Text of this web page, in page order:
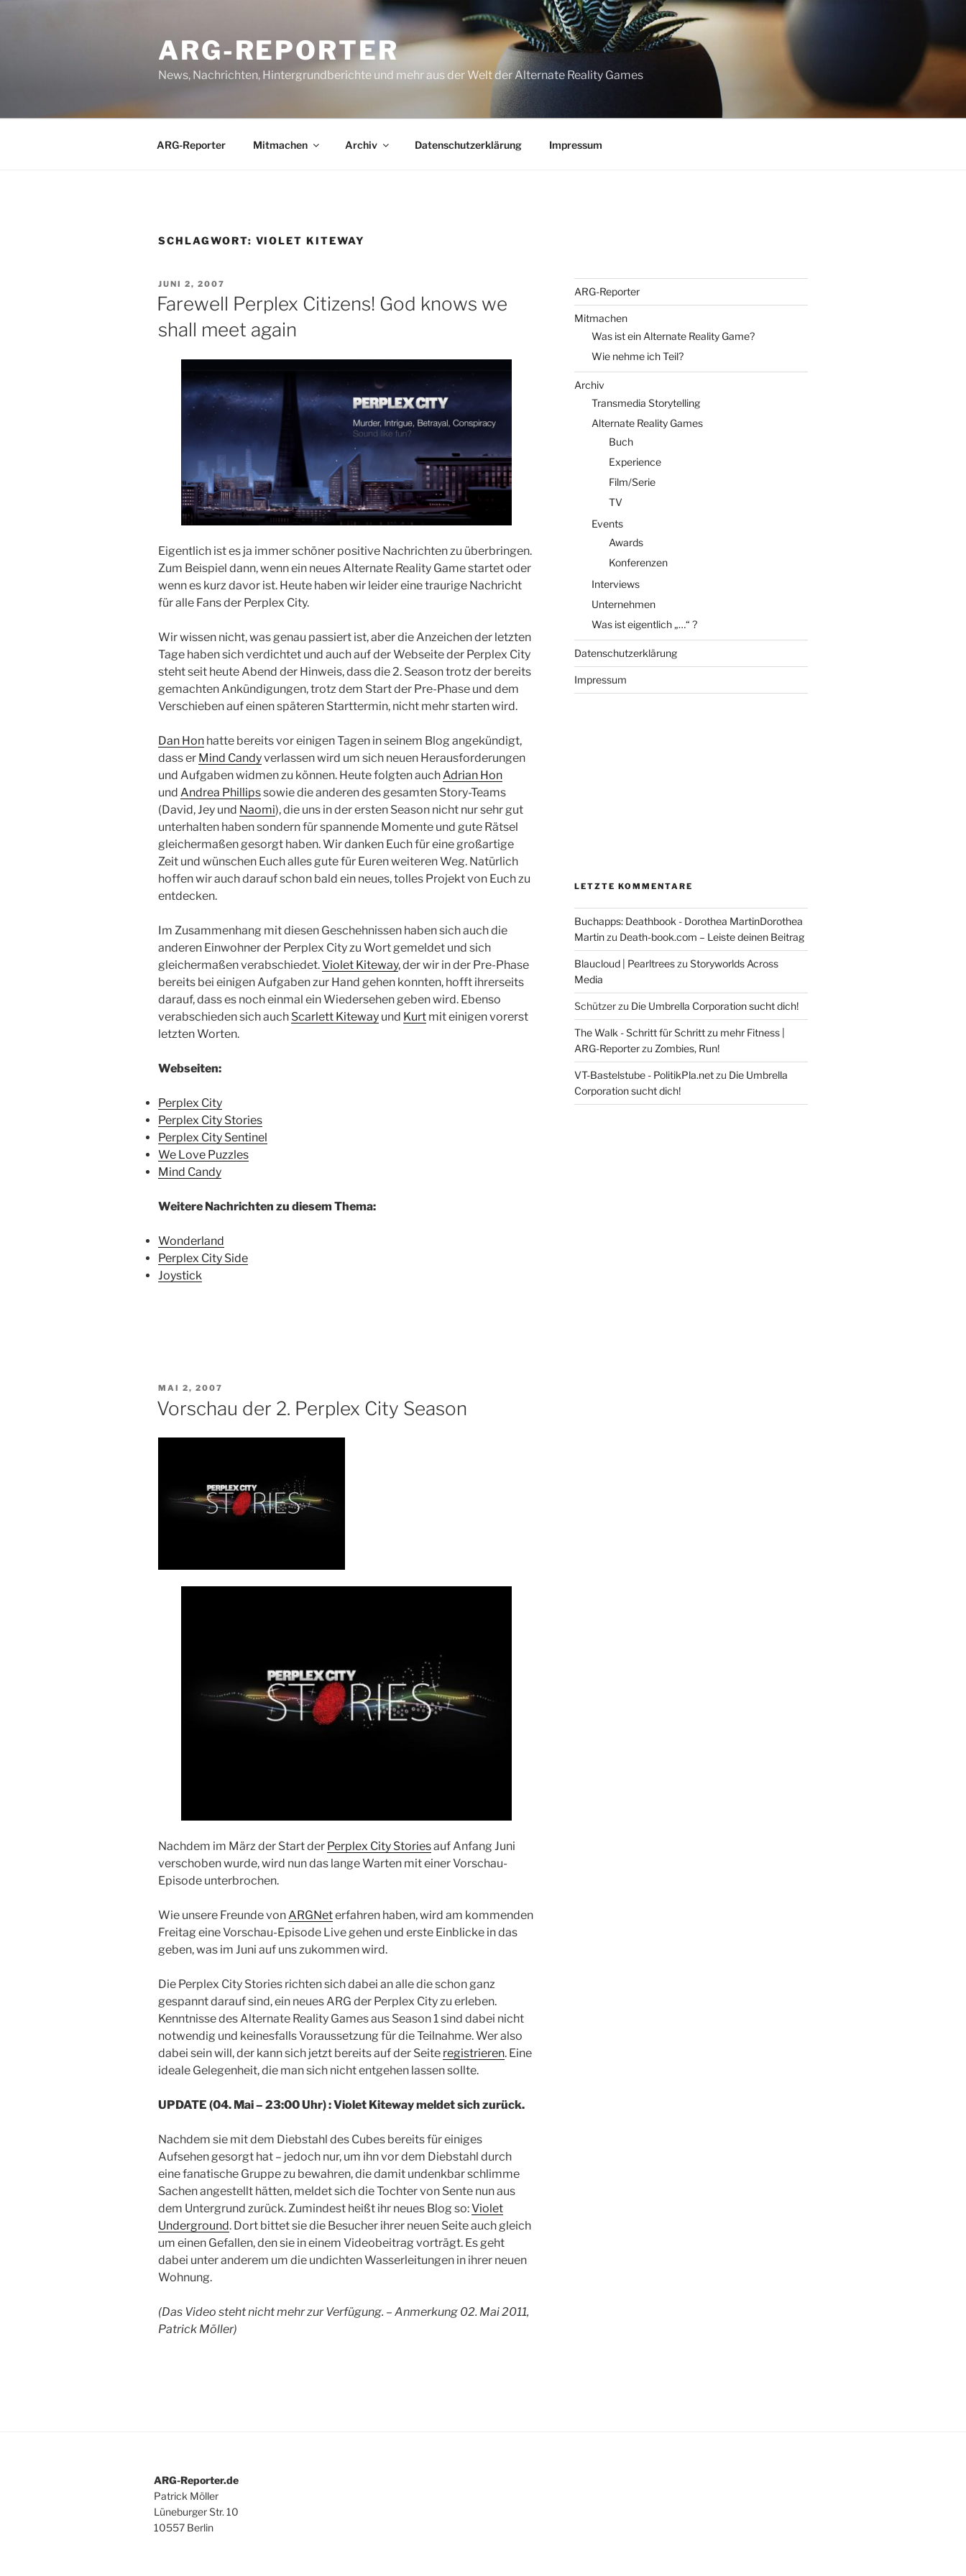
ARG-REPORTER
News, Nachrichten, Hintergrundberichte und mehr aus der Welt der Alternate Reality Games
ARG-Reporter Mitmachen Archiv Datenschutzerklärung Impressum
SCHLAGWORT: VIOLET KITEWAY
VERÖFFENTLICHT
AM
JUNI 2, 2007
Farewell Perplex Citizens! God knows we
shall meet again
Eigentlich ist es ja immer schöner positive Nachrichten zu überbringen.
Zum Beispiel dann, wenn ein neues Alternate Reality Game startet oder
wenn es kurz davor ist. Heute haben wir leider eine traurige Nachricht
für alle Fans der Perplex City.
Wir wissen nicht, was genau passiert ist, aber die Anzeichen der letzten
Tage haben sich verdichtet und auch auf der Webseite der Perplex City
steht seit heute Abend der Hinweis, dass die 2. Season trotz der bereits
gemachten Ankündigungen, trotz dem Start der Pre-Phase und dem
Verschieben auf einen späteren Starttermin, nicht mehr starten wird.
Dan Hon hatte bereits vor einigen Tagen in seinem Blog angekündigt,
dass er Mind Candyverlassen wird um sich neuen Herausforderungen
und Aufgaben widmen zu können. Heute folgten auch Adrian Hon
und Andrea Phillipssowie die anderen des gesamten Story-Teams
(David, Jey und Naomi), die uns in der ersten Season nicht nur sehr gut
unterhalten haben sondern für spannende Momente und gute Rätsel
gleichermaßen gesorgt haben. Wir danken Euch für eine großartige
Zeit und wünschen Euch alles gute für Euren weiteren Weg. Natürlich
hoffen wir auch darauf schon bald ein neues, tolles Projekt von Euch zu
entdecken.
Im Zusammenhang mit diesen Geschehnissen haben sich auch die
anderen Einwohner der Perplex City zu Wort gemeldet und sich
gleichermaßen verabschiedet.Violet Kiteway, der wir in der Pre-Phase
bereits bei einigen Aufgaben zur Hand gehen konnten, hofft ihrerseits
darauf, dass es noch einmal ein Wiedersehen geben wird. Ebenso
verabschieden sich auch Scarlett Kiteway und Kurt mit einigen vorerst
letzten Worten.
Webseiten:
Perplex City
Perplex City Stories
Perplex City Sentinel
We Love Puzzles
Mind Candy
Weitere Nachrichten zu diesem Thema:
Wonderland
Perplex City Side
Joystick
VERÖFFENTLICHT
MAI 2, 2007
Vorschau der 2. Perplex City Season
Nachdem im März der Start der Perplex City Storiesauf Anfang Juni
verschoben wurde, wird nun das lange Warten mit einer Vorschau-
Episode unterbrochen.
Wie unsere Freunde vonARGNeterfahren haben, wird am kommenden
Freitag eine Vorschau-Episode Live gehen und erste Einblicke in das
geben, was im Juni auf uns zukommen wird.
Die Perplex City Stories richten sich dabei an alle die schon ganz
gespannt darauf sind, ein neues ARG der Perplex City zu erleben.
Kenntnisse des Alternate Reality Games aus Season 1 sind dabei nicht
notwendig und keinesfalls Voraussetzung für die Teilnahme. Wer also
dabei sein will, der kann sich jetzt bereits auf der Seite registrieren. Eine
ideale Gelegenheit, die man sich nicht entgehen lassen sollte.
UPDATE (04. Mai – 23:00 Uhr) : Violet Kiteway meldet sich zurück.
Nachdem sie mit dem Diebstahl des Cubes bereits für einiges
Aufsehen gesorgt hat – jedoch nur, um ihn vor dem Diebstahl durch
eine fanatische Gruppe zu bewahren, die damit undenkbar schlimme
Sachen angestellt hätten, meldet sich die Tochter von Sente nun aus
dem Untergrund zurück. Zumindest heißt ihr neues Blog so:Violet
Underground. Dort bittet sie die Besucher ihrer neuen Seite auch gleich
um einen Gefallen, den sie in einem Videobeitrag vorträgt. Es geht
dabei unter anderem um die undichten Wasserleitungen in ihrer neuen
Wohnung.
(Das Video steht nicht mehr zur Verfügung. – Anmerkung 02. Mai 2011,
Patrick Möller)
ARG-Reporter
Mitmachen
Was ist ein Alternate Reality Game?
Wie nehme ich Teil?
Archiv
Transmedia Storytelling
Alternate Reality Games
Buch
Experience
Film/Serie
TV
Events
Awards
Konferenzen
Interviews
Unternehmen
Was ist eigentlich „…“ ?
Datenschutzerklärung
Impressum
LETZTE KOMMENTARE
Buchapps: Deathbook - Dorothea MartinDorothea
Martinzu Death-book.com – Leiste deinen Beitrag
Blaucloud | Pearltreeszu Storyworlds Across
Media
Schützerzu Die Umbrella Corporation sucht dich!
The Walk - Schritt für Schritt zu mehr Fitness |
ARG-Reporterzu Zombies, Run!
VT-Bastelstube - PolitikPla.netzu Die Umbrella
Corporation sucht dich!
ARG-Reporter.de
Patrick Möller
Lüneburger Str. 10
10557 Berlin